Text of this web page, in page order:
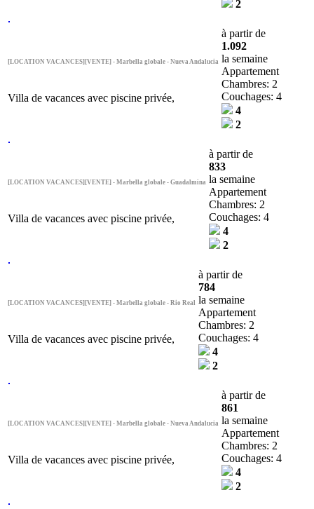
2
[LOCATION VACANCES][VENTE] - Marbella globale - Nueva Andalucia
Villa de vacances avec piscine privée,
à partir de
1.092
la semaine
Appartement
Chambres: 2
Couchages: 4
4
2
[LOCATION VACANCES][VENTE] - Marbella globale - Guadalmina
Villa de vacances avec piscine privée,
à partir de
833
la semaine
Appartement
Chambres: 2
Couchages: 4
4
2
[LOCATION VACANCES][VENTE] - Marbella globale - Rio Real
Villa de vacances avec piscine privée,
à partir de
784
la semaine
Appartement
Chambres: 2
Couchages: 4
4
2
[LOCATION VACANCES][VENTE] - Marbella globale - Nueva Andalucia
Villa de vacances avec piscine privée,
à partir de
861
la semaine
Appartement
Chambres: 2
Couchages: 4
4
2